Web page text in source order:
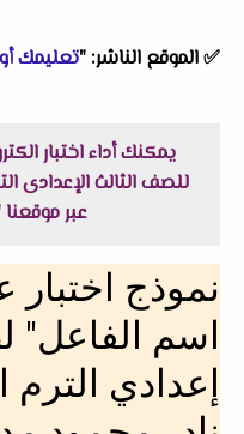
✅ الموقع الناشر: "تعليمك
يمكنك أداء اختبار
للصف الثالث الإعدادى
عبر موقعنا